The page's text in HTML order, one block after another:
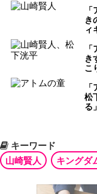
き
ィ
き
こ
松
る」
キーワード
山崎賢人
キングダ